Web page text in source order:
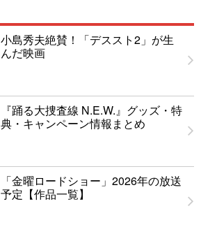
小島秀夫絶賛！「デススト2」が生
んだ映画
『踊る大捜査線 N.E.W.』グッズ・特
典・キャンペーン情報まとめ
「金曜ロードショー」2026年の放送
予定【作品一覧】